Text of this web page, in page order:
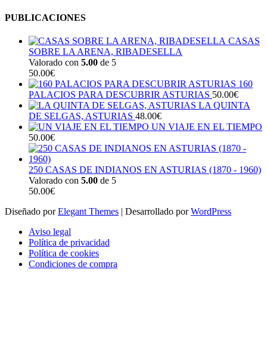
PUBLICACIONES
CASAS
SOBRE LA ARENA, RIBADESELLA
Valorado con 5.00 de 5
50.00€
160
PALACIOS PARA DESCUBRIR ASTURIAS 50.00€
LA QUINTA
DE SELGAS, ASTURIAS 48.00€
UN VIAJE EN EL TIEMPO
50.00€
250 CASAS DE INDIANOS EN ASTURIAS (1870 - 1960)
Valorado con 5.00 de 5
50.00€
Diseñado porElegant Themes | Desarrollado porWordPress
Aviso legal
Política de privacidad
Política de cookies
Condiciones de compra